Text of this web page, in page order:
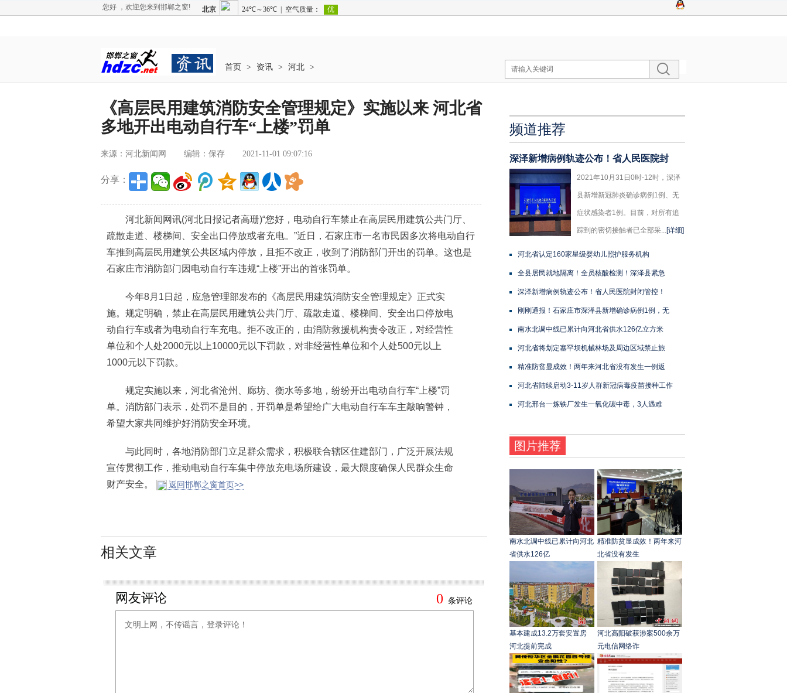
您好 ，欢迎您来到邯郸之窗!
首页 > 资讯 > 河北 >
《高层民用建筑消防安全管理规定》实施以来 河北省
多地开出电动自行车“上楼”罚单
来源：河北新闻网 编辑：保存 2021-11-01 09:07:16
分享：
河北新闻网讯(河北日报记者高珊)“您好，电动自行车禁止在高层民用建筑公共门厅、
疏散走道、楼梯间、安全出口停放或者充电。”近日，石家庄市一名市民因多次将电动自行
车推到高层民用建筑公共区域内停放，且拒不改正，收到了消防部门开出的罚单。这也是
石家庄市消防部门因电动自行车违规“上楼”开出的首张罚单。
今年8月1日起，应急管理部发布的《高层民用建筑消防安全管理规定》正式实
施。规定明确，禁止在高层民用建筑公共门厅、疏散走道、楼梯间、安全出口停放电
动自行车或者为电动自行车充电。拒不改正的，由消防救援机构责令改正，对经营性
单位和个人处2000元以上10000元以下罚款，对非经营性单位和个人处500元以上
1000元以下罚款。
规定实施以来，河北省沧州、廊坊、衡水等多地，纷纷开出电动自行车“上楼”罚
单。消防部门表示，处罚不是目的，开罚单是希望给广大电动自行车车主敲响警钟，
希望大家共同维护好消防安全环境。
与此同时，各地消防部门立足群众需求，积极联合辖区住建部门，广泛开展法规
宣传贯彻工作，推动电动自行车集中停放充电场所建设，最大限度确保人民群众生命
财产安全。
返回邯郸之窗首页>>
相关文章
频道推荐
深泽新增病例轨迹公布！省人民医院封
2021年10月31日0时-12时，深泽
县新增新冠肺炎确诊病例1例、无
症状感染者1例。目前，对所有追
踪到的密切接触者已全部采...[详细]
河北省认定160家星级婴幼儿照护服务机构
全县居民就地隔离！全员核酸检测！深泽县紧急
深泽新增病例轨迹公布！省人民医院封闭管控！
刚刚通报！石家庄市深泽县新增确诊病例1例，无
南水北调中线已累计向河北省供水126亿立方米
河北省将划定塞罕坝机械林场及周边区域禁止旅
精准防贫显成效！两年来河北省没有发生一例返
河北省陆续启动3-11岁人群新冠病毒疫苗接种工作
河北邢台一炼铁厂发生一氧化碳中毒，3人遇难
图片推荐
南水北调中线已累计向河北
省供水126亿
精准防贫显成效！两年来河
北省没有发生
基本建成13.2万套安置房
河北提前完成
河北高阳破获涉案500余万
元电信网络诈